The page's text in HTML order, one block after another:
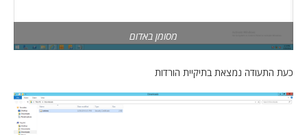
מסומן באדום
כעת התעודה נמצאת בתיקיית הורדות